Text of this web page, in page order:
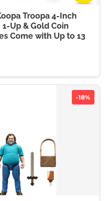
Troopa 4-Inch
Up & Gold Coin
Come with Up to 13
-18%